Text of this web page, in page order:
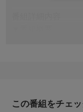
じ、知らない素振
この番組をチェ